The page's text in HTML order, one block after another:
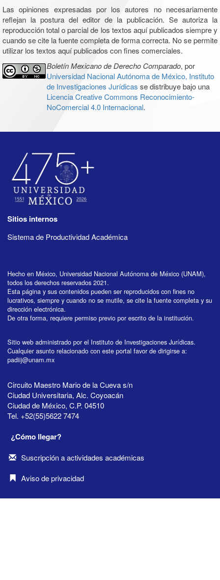
Las opiniones expresadas por los autores no necesariamente
reflejan la postura del editor de la publicación. Se autoriza la
reproducción total o parcial de los textos aquí publicados siempre y
cuando se cite la fuente completa de forma correcta. No se permite
utilizar los textos aquí publicados con fines comerciales.
Boletín Mexicano de Derecho Comparado, por
Universidad Nacional Autónoma de México, Instituto
de Investigaciones Jurídicas se distribuye bajo una
Licencia Creative Commons Reconocimiento-
NoComercial 4.0 Internacional.
Sitios internos
Sistema de Productividad Académica
Hecho en México, Universidad Nacional Autónoma de México (UNAM),
todos los derechos reservados 2021.
Esta página y sus contenidos pueden ser reproducidos con fines no
lucrativos, siempre y cuando no se mutile, se cite la fuente completa y su
dirección electrónica.
De otra forma, requiere permiso previo por escrito de la institución.
Sitio web administrado por el Instituto de Investigaciones Jurídicas.
Cualquier asunto relacionado con este portal favor de dirigirse a:
padiij@unam.mx
Circuito Maestro Mario de la Cueva s/n
Ciudad Universitaria, Alc. Coyoacán
Ciudad de México, C.P. 04510
Tel. +52(55)5622 7474
¿Cómo llegar?
Suscripción a actividades académicas
Aviso de privacidad